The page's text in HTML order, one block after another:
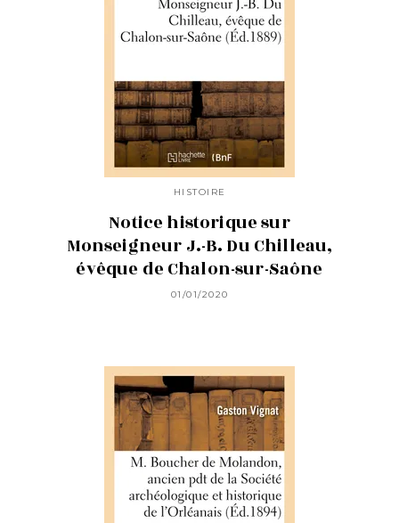
HISTOIRE
Notice historique sur
Monseigneur J.-B. Du Chilleau,
évêque de Chalon-sur-Saône
01/01/2020